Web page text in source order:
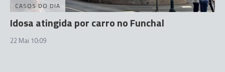
CASOS DO DIA
Idosa atingida por carro no Funchal
22 Mai 10:09